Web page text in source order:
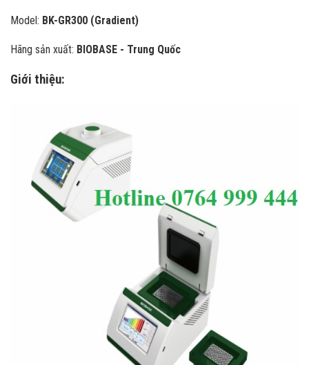
Model: BK-GR300 (Gradient)
Hãng sản xuất: BIOBASE - Trung Quốc
Giới thiệu: